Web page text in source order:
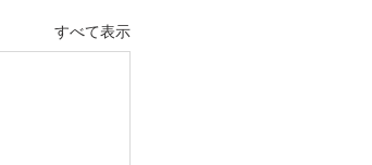
すべて表示